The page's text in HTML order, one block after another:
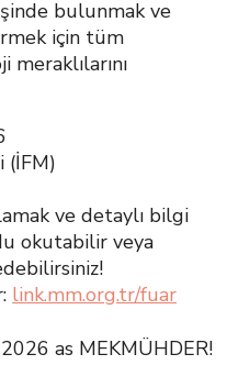
bulunmak ve
için tüm
meraklılarını
(İFM)
ve detaylı bilgi
okutabilir veya
link.mm.org.tr/fuar
as MEKMÜHDER!